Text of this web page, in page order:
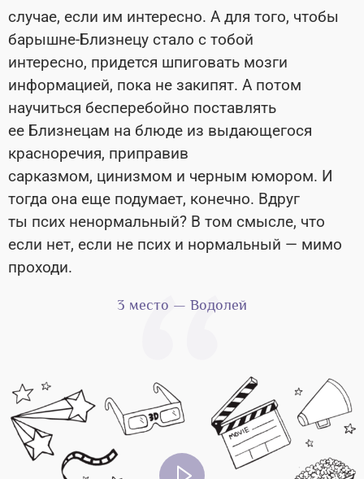
случае, если им интересно. А для того, чтобы
барышне-Близнецу стало с тобой
интересно, придется шпиговать мозги
информацией, пока не закипят. А потом
научиться бесперебойно поставлять
ее Близнецам на блюде из выдающегося
красноречия, приправив
сарказмом, цинизмом и черным юмором. И
тогда она еще подумает, конечно. Вдруг
ты псих ненормальный? В том смысле, что
если нет, если не псих и нормальный — мимо
проходи.
3 место — Водолей